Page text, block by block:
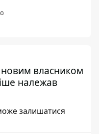
новим власником
належав
залишатися